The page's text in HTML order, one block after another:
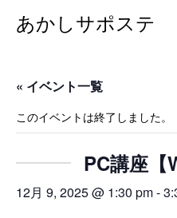
あかしサポステ
« イベント一覧
このイベントは終了しました。
PC講座【
12月 9, 2025 @ 1:30 pm-